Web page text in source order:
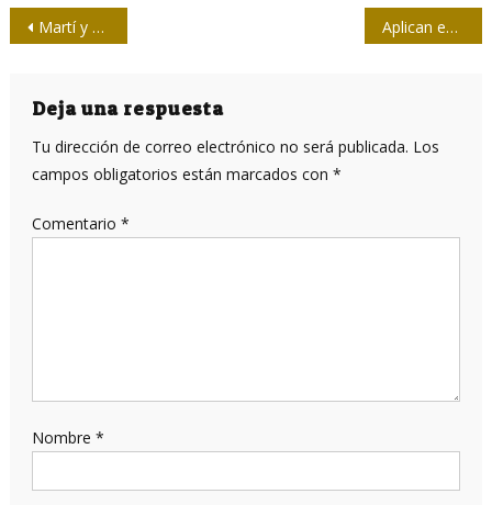
Navegación
entradas
Martí y Fermín, la amistad fecunda de dos héroes Aplican en policlínicos y hospitales de La Habana test de antígeno a pacientes con síntomas de COVID-19
Deja una respuesta
Tu dirección de correo electrónico no será publicada. Los
campos obligatorios están marcados con *
Comentario *
Nombre *